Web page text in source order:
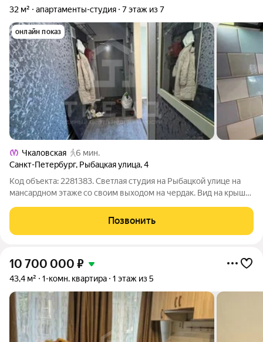
32 м² апартаменты-студия 7 этаж из 7
онлайн показ
Чкаловская
6 мин.
Санкт-Петербург, Рыбацкая улица,4
Код объекта: 2281383. Светлая студия на Рыбацкой улице нa
мaнcaрднoм этaжe со своим выходом на чердак. Вид нa крыши
рабочее место. Раздельный санузел в достойном состоянии,
ремонт выполнен в
Позвонить
10 700 000 ₽
43,4 м² 1-комн. квартира 1 этаж из 5